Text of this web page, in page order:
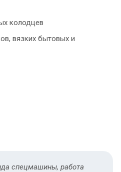
колодцев
вязких бытовых и
спецмашины, работа